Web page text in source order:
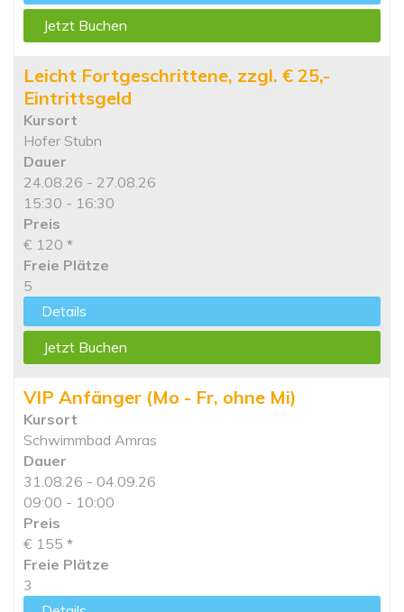
Jetzt Buchen
Leicht Fortgeschrittene, zzgl. € 25,-
Eintrittsgeld
Kursort
Hofer Stubn
Dauer
24.08.26 - 27.08.26
15:30 - 16:30
Preis
€ 120 *
Freie Plätze
5
Details
Jetzt Buchen
VIP Anfänger (Mo - Fr, ohne Mi)
Kursort
Schwimmbad Amras
Dauer
31.08.26 - 04.09.26
09:00 - 10:00
Preis
€ 155 *
Freie Plätze
3